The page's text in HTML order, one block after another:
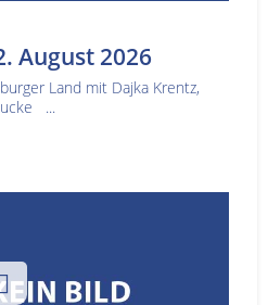
August 2026
Land mit Dajka Krentz,
...